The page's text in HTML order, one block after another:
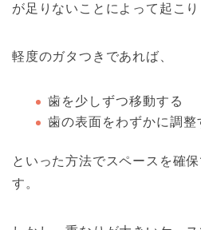
が足りないことによって起こり
軽度のガタつきであれば、
歯を少しずつ移動する
歯の表面をわずかに調整
といった方法でスペースを確
す。